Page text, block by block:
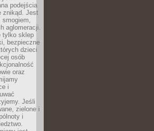
podejścia
znikąd. Jest
smogiem,
aglomeracji.
tylko sklep
bezpieczne
dzieci
osób
oraz
i
Jeśli
zielone i
i